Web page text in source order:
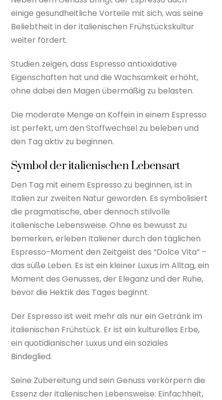
einige gesundheitliche Vorteile mit sich, was seine
Beliebtheit in der italienischen Frühstückskultur
weiter fördert.
Studien zeigen, dass Espresso antioxidative
Eigenschaften hat und die Wachsamkeit erhöht,
ohne dabei den Magen übermäßig zu belasten.
Die moderate Menge an Koffein in einem Espresso
ist perfekt, um den Stoffwechsel zu beleben und
den Tag aktiv zu beginnen.
Symbol der italienischen Lebensart
Den Tag mit einem Espresso zu beginnen, ist in
Italien zur zweiten Natur geworden. Es symbolisiert
die pragmatische, aber dennoch stilvolle
italienische Lebensweise. Ohne es bewusst zu
bemerken, erleben Italiener durch den täglichen
Espresso-Moment den Zeitgeist des “Dolce Vita” –
das süße Leben. Es ist ein kleiner Luxus im Alltag, ein
Moment des Genusses, der Eleganz und der Ruhe,
bevor die Hektik des Tages beginnt.
Der Espresso ist weit mehr als nur ein Getränk im
italienischen Frühstück. Er ist ein kulturelles Erbe,
ein quotidianischer Luxus und ein soziales
Bindeglied.
Seine Zubereitung und sein Genuss verkörpern die
Essenz der italienischen Lebensweise: Einfachheit,